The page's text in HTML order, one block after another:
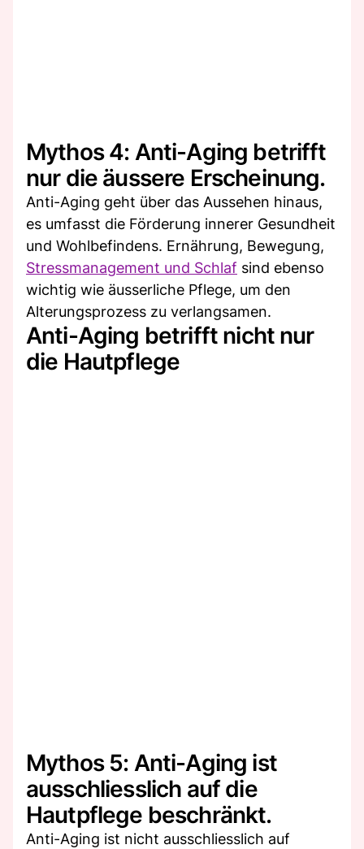
Mythos 4: Anti-Aging betrifft
nur die äussere Erscheinung.
Anti-Aging geht über das Aussehen hinaus,
es umfasst die Förderung innerer Gesundheit
und Wohlbefindens. Ernährung, Bewegung,
Stressmanagement und Schlaf sind ebenso
wichtig wie äusserliche Pflege, um den
Alterungsprozess zu verlangsamen.
Anti-Aging betrifft nicht nur
die Hautpflege
Mythos 5: Anti-Aging ist
ausschliesslich auf die
Hautpflege beschränkt.
Anti-Aging ist nicht ausschliesslich auf